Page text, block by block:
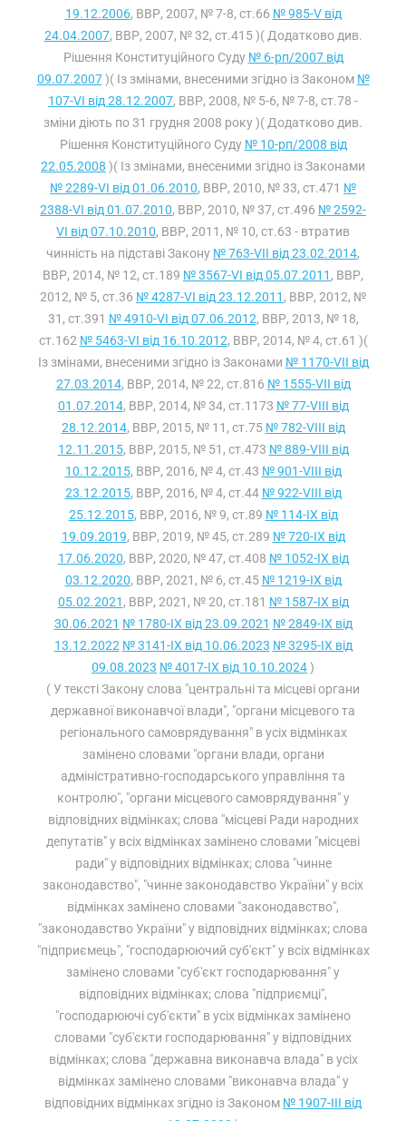
19.12.2006, ВВР, 2007, № 7-8, ст.66 № 985-V від
24.04.2007, ВВР, 2007, № 32, ст.415 )( Додатково див.
Рішення Конституційного Суду № 6-рп/2007 від
09.07.2007)( Із змінами, внесеними згідно із Законом №
107-VI від 28.12.2007, ВВР, 2008, № 5-6, № 7-8, ст.78 -
зміни діють по 31 грудня 2008 року )( Додатково див.
Рішення Конституційного Суду № 10-рп/2008 від
22.05.2008 )( Із змінами, внесеними згідно із Законами
№ 2289-VI від 01.06.2010, ВВР, 2010, № 33, ст.471 №
2388-VI від 01.07.2010, ВВР, 2010, № 37, ст.496 № 2592-
VI від 07.10.2010, ВВР, 2011, № 10, ст.63 - втратив
чинність на підставі Закону № 763-VII від 23.02.2014,
ВВР, 2014, № 12, ст.189 № 3567-VI від 05.07.2011 , ВВР,
2012, № 5, ст.36 № 4287-VI від 23.12.2011 , ВВР, 2012, №
31, ст.391 № 4910-VI від 07.06.2012, ВВР, 2013, № 18,
ст.162 № 5463-VI від 16.10.2012, ВВР, 2014, № 4, ст.61 )(
Із змінами, внесеними згідно із Законами № 1170-VII від
27.03.2014, ВВР, 2014, № 22, ст.816 № 1555-VII від
01.07.2014, ВВР, 2014, № 34, ст.1173 № 77-VIII від
28.12.2014, ВВР, 2015, № 11, ст.75 № 782-VIII від
12.11.2015, ВВР, 2015, № 51, ст.473 № 889-VIII від
10.12.2015, ВВР, 2016, № 4, ст.43 № 901-VIII від
23.12.2015, ВВР, 2016, № 4, ст.44 № 922-VIII від
25.12.2015, ВВР, 2016, № 9, ст.89 № 114-IX від
19.09.2019, ВВР, 2019, № 45, ст.289 № 720-IX від
17.06.2020, ВВР, 2020, № 47, ст.408 № 1052-IX від
03.12.2020, ВВР, 2021, № 6, ст.45 № 1219-IX від
05.02.2021 , ВВР, 2021, № 20, ст.181 № 1587-IX від
30.06.2021 № 1780-IX від 23.09.2021 № 2849-IX від
13.12.2022 № 3141-IX від 10.06.2023 № 3295-IX від
09.08.2023 № 4017-IX від 10.10.2024)
( У тексті Закону слова "центральні та місцеві органи
державної виконавчої влади", "органи місцевого та
регіонального самоврядування" в усіх відмінках
замінено словами "органи влади, органи
адміністративно-господарського управління та
контролю", "органи місцевого самоврядування" у
відповідних відмінках; слова "місцеві Ради народних
депутатів" у всіх відмінках замінено словами "місцеві
ради" у відповідних відмінках; слова "чинне
законодавство", "чинне законодавство України" у всіх
відмінках замінено словами "законодавство",
"законодавство України" у відповідних відмінках; слова
"підприємець", "господарюючий суб'єкт" у всіх відмінках
замінено словами "суб'єкт господарювання" у
відповідних відмінках; слова "підприємці",
"господарюючі суб'єкти" в усіх відмінках замінено
словами "суб'єкти господарювання" у відповідних
відмінках; слова "державна виконавча влада" в усіх
відмінках замінено словами "виконавча влада" у
відповідних відмінках згідно із Законом № 1907-III від